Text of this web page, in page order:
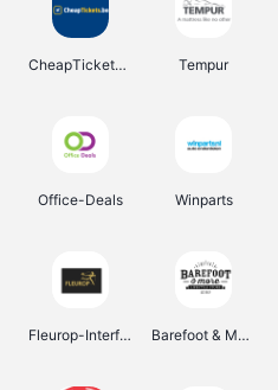
CheapTickets.be Tempur
Office-Deals Winparts
Fleurop-Interflora Barefoot & More